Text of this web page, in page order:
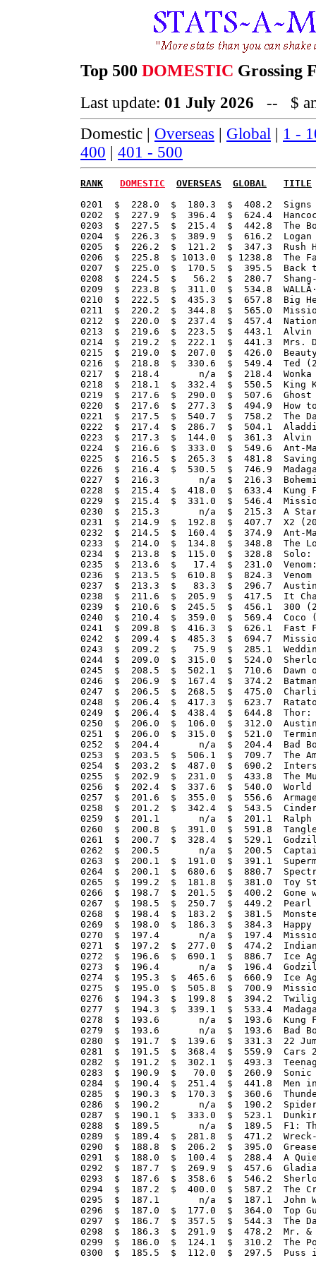
Top 500 DOMESTIC Grossing
Last update: 01 July 2026 -- $
Domestic | Overseas | Global | 1 -
400 | 401 - 500
RANK DOMESTIC OVERSEAS GLOBAL
TITLE
0201  $  228.0  $  180.3  $  408.2
0202  $  227.9  $  396.4  $  624.4
0203  $  227.5  $  215.4  $  442.8  The
0204  $  226.3  $  389.9  $  616.2
0205  $  226.2  $  121.2  $  347.3  Rush
0206  $  225.8  $ 1013.0  $ 1238.8  The
0207  $  225.0  $  170.5  $  395.5  Back
0208  $  224.5  $   56.2  $  280.7
0209  $  223.8  $  311.0  $  534.8
0210  $  222.5  $  435.3  $  657.8  Big
0211  $  220.2  $  344.8  $  565.0
0212  $  220.0  $  237.4  $  457.4
0213  $  219.6  $  223.5  $  443.1  Alvin
0214  $  219.2  $  222.1  $  441.3  Mrs.
0215  $  219.0  $  207.0  $  426.0
0216  $  218.8  $  330.6  $  549.4  Ted
0217  $  218.4       n/a  $  218.4
0218  $  218.1  $  332.4  $  550.5  King
0219  $  217.6  $  290.0  $  507.6
0220  $  217.6  $  277.3  $  494.9  How
0221  $  217.5  $  540.7  $  758.2  The
0222  $  217.4  $  286.7  $  504.1
0223  $  217.3  $  144.0  $  361.3  Alvin
0224  $  216.6  $  333.0  $  549.6  Ant-
0225  $  216.5  $  265.3  $  481.8
0226  $  216.4  $  530.5  $  746.9
0227  $  216.3       n/a  $  216.3
0228  $  215.4  $  418.0  $  633.4  Kung
0229  $  215.4  $  331.0  $  546.4
0230  $  215.3       n/a  $  215.3  A
0231  $  214.9  $  192.8  $  407.7  X2
0232  $  214.5  $  160.4  $  374.9  Ant-
0233  $  214.0  $  134.8  $  348.8  The
0234  $  213.8  $  115.0  $  328.8  Solo:
0235  $  213.6  $   17.4  $  231.0
0236  $  213.5  $  610.8  $  824.3
0237  $  213.3  $   83.3  $  296.7  Austin
0238  $  211.6  $  205.9  $  417.5  It
0239  $  210.6  $  245.5  $  456.1  300
0240  $  210.4  $  359.0  $  569.4  Coco
0241  $  209.8  $  416.3  $  626.1  Fast
0242  $  209.4  $  485.3  $  694.7
0243  $  209.2  $   75.9  $  285.1
0244  $  209.0  $  315.0  $  524.0
0245  $  208.5  $  502.1  $  710.6
0246  $  206.9  $  167.4  $  374.2
0247  $  206.5  $  268.5  $  475.0
0248  $  206.4  $  417.3  $  623.7
0249  $  206.4  $  438.4  $  644.8  Thor:
0250  $  206.0  $  106.0  $  312.0  Austin
0251  $  206.0  $  315.0  $  521.0
0252  $  204.4       n/a  $  204.4  Bad
0253  $  203.5  $  506.1  $  709.7  The
0254  $  203.2  $  487.0  $  690.2
0255  $  202.9  $  231.0  $  433.8  The
0256  $  202.4  $  337.6  $  540.0  World
0257  $  201.6  $  355.0  $  556.6
0258  $  201.2  $  342.4  $  543.5
0259  $  201.1       n/a  $  201.1  Ralph
0260  $  200.8  $  391.0  $  591.8
0261  $  200.7  $  328.4  $  529.1
0262  $  200.5       n/a  $  200.5
0263  $  200.1  $  191.0  $  391.1
0264  $  200.1  $  680.6  $  880.7
0265  $  199.2  $  181.8  $  381.0  Toy
0266  $  198.7  $  201.5  $  400.2  Gone
0267  $  198.5  $  250.7  $  449.2  Pearl
0268  $  198.4  $  183.2  $  381.5
0269  $  198.0  $  186.3  $  384.3
0270  $  197.4       n/a  $  197.4
0271  $  197.2  $  277.0  $  474.2
0272  $  196.6  $  690.1  $  886.7  Ice
0273  $  196.4       n/a  $  196.4
0274  $  195.3  $  465.6  $  660.9  Ice
0275  $  195.0  $  505.8  $  700.9
0276  $  194.3  $  199.8  $  394.2
0277  $  194.3  $  339.1  $  533.4
0278  $  193.6       n/a  $  193.6  Kung
0279  $  193.6       n/a  $  193.6  Bad
0280  $  191.7  $  139.6  $  331.3  22
0281  $  191.5  $  368.4  $  559.9  Cars
0282  $  191.2  $  302.1  $  493.3
0283  $  190.9  $   70.0  $  260.9  Sonic
0284  $  190.4  $  251.4  $  441.8  Men
0285  $  190.3  $  170.3  $  360.6
0286  $  190.2       n/a  $  190.2
0287  $  190.1  $  333.0  $  523.1
0288  $  189.5       n/a  $  189.5  F1:
0289  $  189.4  $  281.8  $  471.2
0290  $  188.8  $  206.2  $  395.0
0291  $  188.0  $  100.4  $  288.4  A
0292  $  187.7  $  269.9  $  457.6
0293  $  187.6  $  358.6  $  546.2
0294  $  187.2  $  400.0  $  587.2  The
0295  $  187.1       n/a  $  187.1  John
0296  $  187.0  $  177.0  $  364.0  Top
0297  $  186.7  $  357.5  $  544.3  The
0298  $  186.3  $  291.9  $  478.2  Mr. &
0299  $  186.0  $  124.1  $  310.2  The